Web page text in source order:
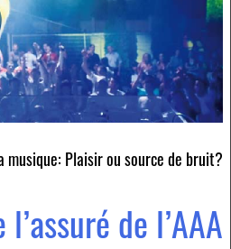
musique: Plaisir ou source de bruit?
de l’AAA